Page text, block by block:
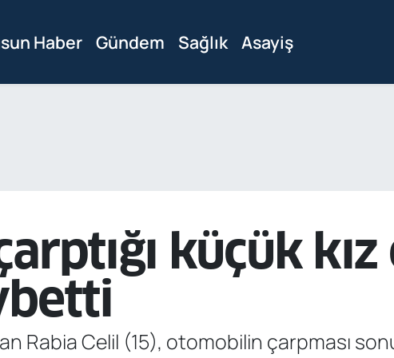
Haber Gündem Sağlık Asayiş
küçük kız
Rabia Celil (15), otomobilin çarpması